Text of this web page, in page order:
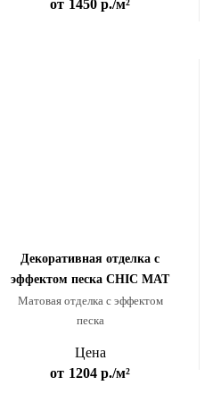
от 1450 р./м²
Декоративная отделка с
эффектом песка CHIC MAT
Матовая отделка с эффектом
песка
Цена
от 1204 р./м²